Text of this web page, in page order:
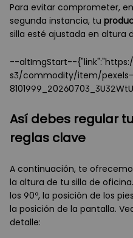
Para evitar comprometer,
segunda instancia, tu
silla esté ajustada en altura
--altImgStart--
s3/commodity/item/
Así debes regular
reglas clave
A continuación, te
la altura de tu silla de
los 90º, la posición de los
la posición de la pantalla.
detalle: